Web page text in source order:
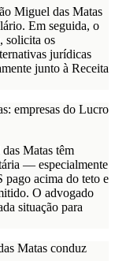
Miguel das Matas
Em seguida, o
solicita os
jurídicas
junto à Receita
empresas do Lucro
Matas têm
— especialmente
acima do teto e
O advogado
situação para
Matas conduz